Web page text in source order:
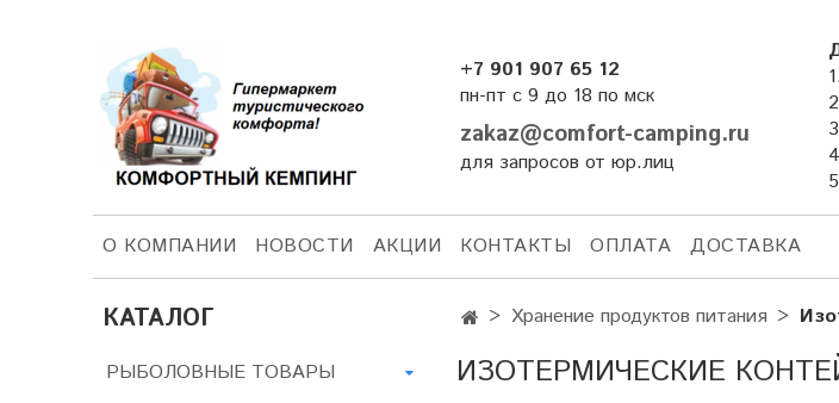
+7 901 907 65 12
пн-пт с 9 до 18 по мск
zakaz@comfort-camping.ru
для запросов от юр.лиц
О КОМПАНИИ НОВОСТИ АКЦИИ КОНТАКТЫ ОПЛАТА ДОСТАВКА
Хранение продуктов питания
ИЗОТЕРМИЧЕСКИЕ
КАТАЛОГ
РЫБОЛОВНЫЕ ТОВАРЫ